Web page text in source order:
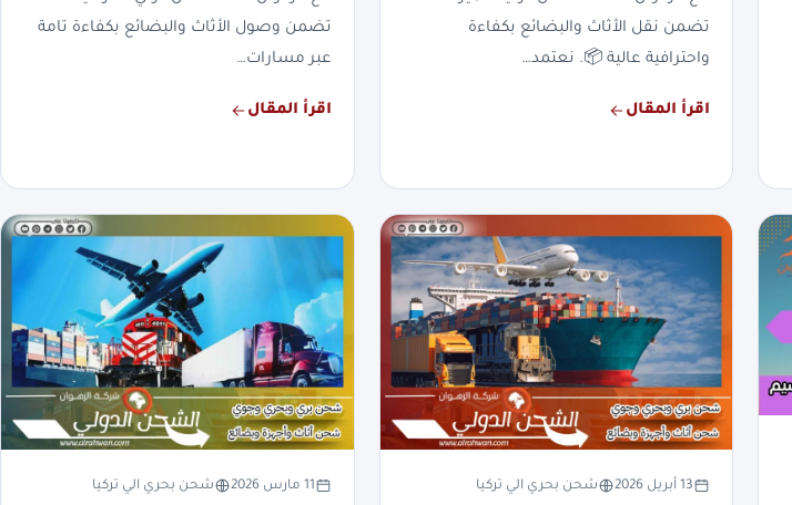
تضمن نقل الأثاث والبضائع بكفاءة
واحترافية عالية 📦. نعتمد…
اقرأ المقال
تضمن وصول الأثاث والبضائع بكفاءة تامة
عبر مسارات…
اقرأ المقال
13 أبريل 2026 شحن بحري الي تركيا 11 مارس 2026 شحن بحري الي تركيا